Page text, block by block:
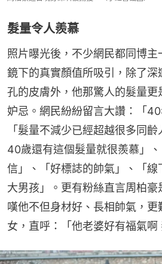
髮量令人羨慕
照片曝光後，不少網民都同博
鏡下的真實顏值所吸引，除了
孔的皮膚外，他那驚人的髮量更
妒忌。網民紛紛留言大讚：「
「髮量不減少已經超越很多同齡
40歲還有這個髮量就很羨慕」
信」、「好標誌的帥氣」、「線
大男孩」。更有粉絲直言周柏
嘆他不但身材好、長相帥氣，
女，直呼：「他老婆好有福氣啊